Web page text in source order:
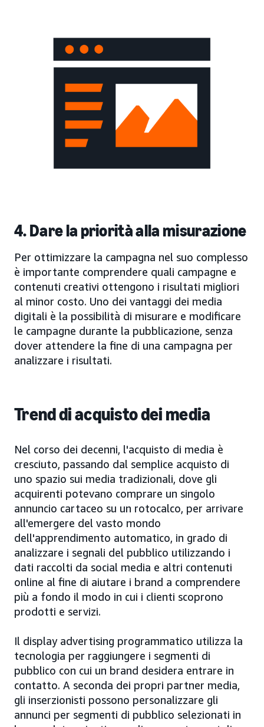
4. Dare la priorità alla misurazione
Per ottimizzare la campagna nel suo complesso
è importante comprendere quali campagne e
contenuti creativi ottengono i risultati migliori
al minor costo. Uno dei vantaggi dei media
digitali è la possibilità di misurare e modificare
le campagne durante la pubblicazione, senza
dover attendere la fine di una campagna per
analizzare i risultati.
Trend di acquisto dei media
Nel corso dei decenni, l'acquisto di media è
cresciuto, passando dal semplice acquisto di
uno spazio sui media tradizionali, dove gli
acquirenti potevano comprare un singolo
annuncio cartaceo su un rotocalco, per arrivare
all'emergere del vasto mondo
dell'apprendimento automatico, in grado di
analizzare i segnali del pubblico utilizzando i
dati raccolti da social media e altri contenuti
online al fine di aiutare i brand a comprendere
più a fondo il modo in cui i clienti scoprono
prodotti e servizi.
Il display advertising programmatico utilizza la
tecnologia per raggiungere i segmenti di
pubblico con cui un brand desidera entrare in
contatto. A seconda dei propri partner media,
gli inserzionisti possono personalizzare gli
annunci per segmenti di pubblico selezionati in